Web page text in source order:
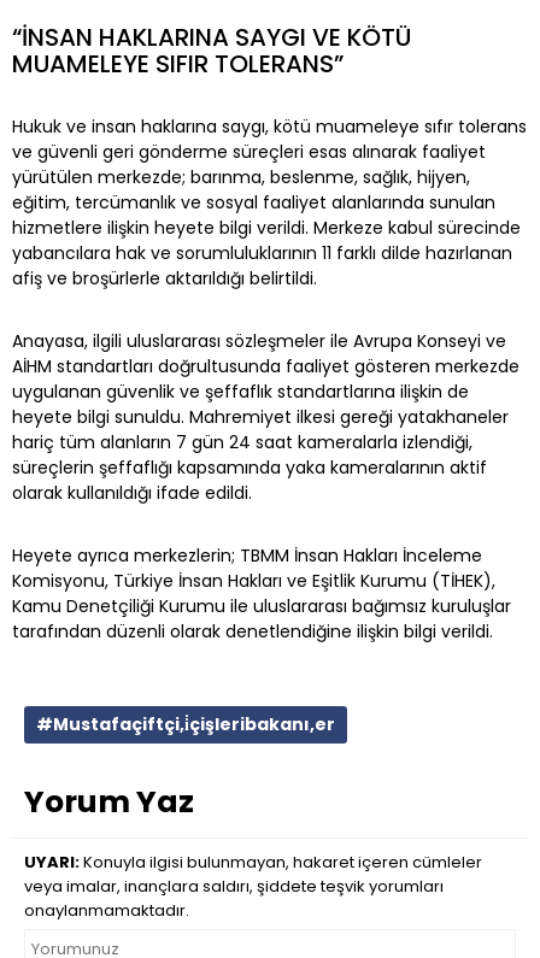
“İNSAN HAKLARINA SAYGI VE KÖTÜ
MUAMELEYE SIFIR TOLERANS”
Hukuk ve insan haklarına saygı, kötü muameleye sıfır tolerans
ve güvenli geri gönderme süreçleri esas alınarak faaliyet
yürütülen merkezde; barınma, beslenme, sağlık, hijyen,
eğitim, tercümanlık ve sosyal faaliyet alanlarında sunulan
hizmetlere ilişkin heyete bilgi verildi. Merkeze kabul sürecinde
yabancılara hak ve sorumluluklarının 11 farklı dilde hazırlanan
afiş ve broşürlerle aktarıldığı belirtildi.
Anayasa, ilgili uluslararası sözleşmeler ile Avrupa Konseyi ve
AİHM standartları doğrultusunda faaliyet gösteren merkezde
uygulanan güvenlik ve şeffaflık standartlarına ilişkin de
heyete bilgi sunuldu. Mahremiyet ilkesi gereği yatakhaneler
hariç tüm alanların 7 gün 24 saat kameralarla izlendiği,
süreçlerin şeffaflığı kapsamında yaka kameralarının aktif
olarak kullanıldığı ifade edildi.
Heyete ayrıca merkezlerin; TBMM İnsan Hakları İnceleme
Komisyonu, Türkiye İnsan Hakları ve Eşitlik Kurumu (TİHEK),
Kamu Denetçiliği Kurumu ile uluslararası bağımsız kuruluşlar
tarafından düzenli olarak denetlendiğine ilişkin bilgi verildi.
#Mustafaçiftçi,i̇çişleribakanı,er
Yorum Yaz
UYARI:Konuyla ilgisi bulunmayan, hakaret içeren cümleler
veya imalar, inançlara saldırı, şiddete teşvik yorumları
onaylanmamaktadır.